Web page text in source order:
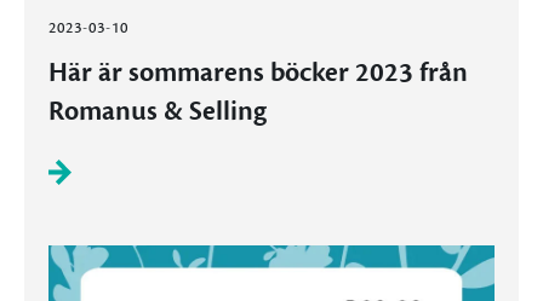
2023-03-10
Här är sommarens böcker 2023 från
Romanus & Selling